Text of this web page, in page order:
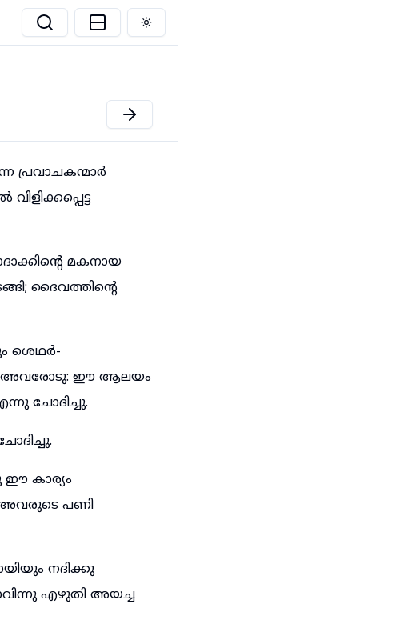
Toggle theme
പ്രവാചകന്മാർ
മകനായ
ദൈവത്തിന്റെ
ശെഥർ-
അവരോടു: ഈ ആലയം
ചോദിച്ചു.
ഈ കാര്യം
അവരുടെ പണി
നദിക്കു
എഴുതി അയച്ച